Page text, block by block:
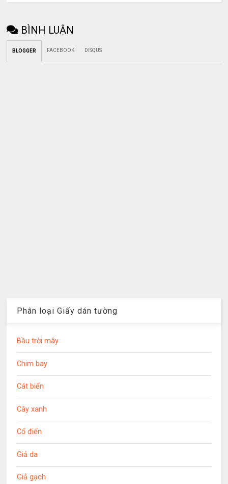
BÌNH LUẬN
BLOGGER FACEBOOK DISQUS
Phân loại Giấy dán tường
Bầu trời mây
Chim bay
Cát biển
Cây xanh
Cổ điển
Giả da
Giả gạch